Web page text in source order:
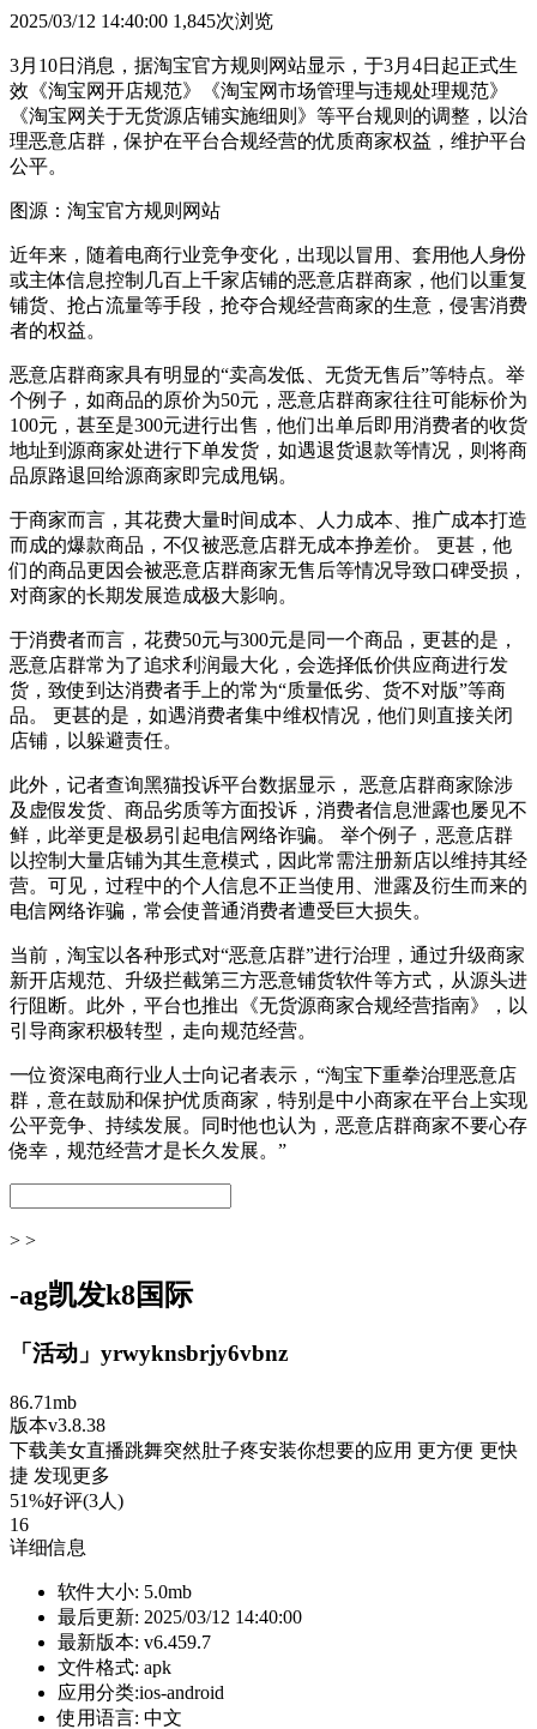
2025/03/12 14:40:00 1,845次浏览
3月10日消息，据淘宝官方规则网站显示，于3月4日起正式生
效《淘宝网开店规范》《淘宝网市场管理与违规处理规范》
《淘宝网关于无货源店铺实施细则》等平台规则的调整，以治
理恶意店群，保护在平台合规经营的优质商家权益，维护平台
公平。
图源：淘宝官方规则网站
近年来，随着电商行业竞争变化，出现以冒用、套用他人身份
或主体信息控制几百上千家店铺的恶意店群商家，他们以重复
铺货、抢占流量等手段，抢夺合规经营商家的生意，侵害消费
者的权益。
恶意店群商家具有明显的“卖高发低、无货无售后”等特点。举
个例子，如商品的原价为50元，恶意店群商家往往可能标价为
100元，甚至是300元进行出售，他们出单后即用消费者的收货
地址到源商家处进行下单发货，如遇退货退款等情况，则将商
品原路退回给源商家即完成甩锅。
于商家而言，其花费大量时间成本、人力成本、推广成本打造
而成的爆款商品，不仅被恶意店群无成本挣差价。 更甚，他
们的商品更因会被恶意店群商家无售后等情况导致口碑受损，
对商家的长期发展造成极大影响。
于消费者而言，花费50元与300元是同一个商品，更甚的是，
恶意店群常为了追求利润最大化，会选择低价供应商进行发
货，致使到达消费者手上的常为“质量低劣、货不对版”等商
品。 更甚的是，如遇消费者集中维权情况，他们则直接关闭
店铺，以躲避责任。
此外，记者查询黑猫投诉平台数据显示， 恶意店群商家除涉
及虚假发货、商品劣质等方面投诉，消费者信息泄露也屡见不
鲜，此举更是极易引起电信网络诈骗。 举个例子，恶意店群
以控制大量店铺为其生意模式，因此常需注册新店以维持其经
营。可见，过程中的个人信息不正当使用、泄露及衍生而来的
电信网络诈骗，常会使普通消费者遭受巨大损失。
当前，淘宝以各种形式对“恶意店群”进行治理，通过升级商家
新开店规范、升级拦截第三方恶意铺货软件等方式，从源头进
行阻断。此外，平台也推出《无货源商家合规经营指南》，以
引导商家积极转型，走向规范经营。
一位资深电商行业人士向记者表示，“淘宝下重拳治理恶意店
群，意在鼓励和保护优质商家，特别是中小商家在平台上实现
公平竞争、持续发展。同时他也认为，恶意店群商家不要心存
侥幸，规范经营才是长久发展。”
> >
-ag凯发k8国际
「活动」yrwyknsbrjy6vbnz
86.71mb
版本v3.8.38
下载美女直播跳舞突然肚子疼安装你想要的应用 更方便 更快
捷 发现更多
51%好评(3人)
16
详细信息
软件大小: 5.0mb
最后更新: 2025/03/12 14:40:00
最新版本: v6.459.7
文件格式: apk
应用分类:ios-android
使用语言: 中文